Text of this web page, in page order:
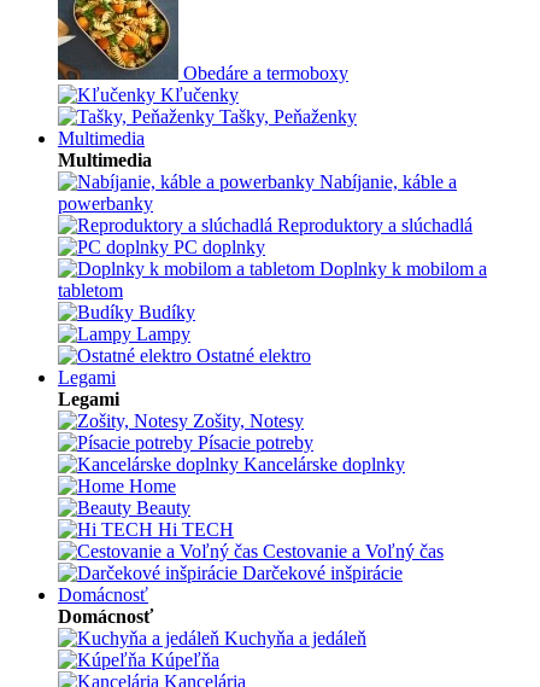
Obedáre a termoboxy
Kľučenky
Tašky, Peňaženky
Multimedia
Multimedia
Nabíjanie, káble a
powerbanky
Reproduktory a slúchadlá
PC doplnky
Doplnky k mobilom a
tabletom
Budíky
Lampy
Ostatné elektro
Legami
Legami
Zošity, Notesy
Písacie potreby
Kancelárske doplnky
Home
Beauty
Hi TECH
Cestovanie a Voľný čas
Darčekové inšpirácie
Domácnosť
Domácnosť
Kuchyňa a jedáleň
Kúpeľňa
Kancelária